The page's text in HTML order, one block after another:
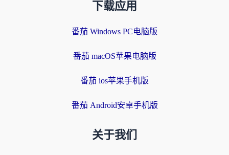
下载应用
番茄 Windows PC电脑版
番茄 macOS苹果电脑版
番茄 ios苹果手机版
番茄 Android安卓手机版
关于我们